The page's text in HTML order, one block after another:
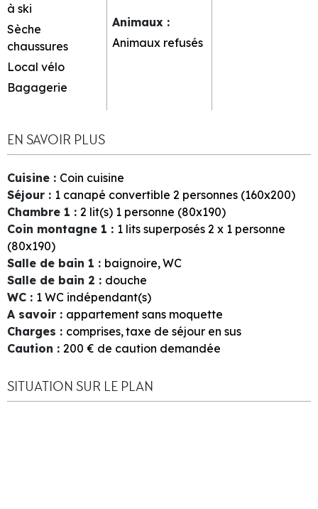
à ski
Sèche
chaussures
Local vélo
Bagagerie
Animaux :
Animaux refusés
EN SAVOIR PLUS
Cuisine : Coin cuisine
Séjour : 1 canapé convertible 2 personnes (160x200)
Chambre 1 : 2 lit(s) 1 personne (80x190)
Coin montagne 1 : 1 lits superposés 2 x 1 personne
(80x190)
Salle de bain 1 : baignoire WC
Salle de bain 2 : douche
WC : 1 WC indépendant(s)
A savoir : appartement sans moquette
Charges : comprises taxe de séjour en sus
Caution : 200 € de caution demandée
SITUATION SUR LE PLAN